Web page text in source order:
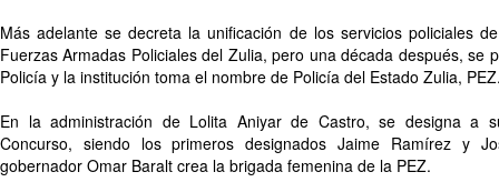
Más adelante se decreta la unificación de los servicios policiales
Fuerzas Armadas Policiales del Zulia, pero una década después, se
Policía y la institución toma el nombre de Policía del Estado Zulia,
En la administración de Lolita Aniyar de Castro, se designa a
Concurso, siendo los primeros designados Jaime Ramírez y
gobernador Omar Baralt crea la brigada femenina de la PEZ.